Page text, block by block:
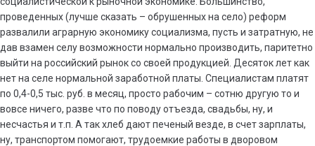
проведенных (лучше сказать – обрушенных на село) реформ
развалили аграрную экономику социализма, пусть и затратную, не
дав взамен селу возможности нормально производить, паритетно
выйти на российский рынок со своей продукцией. Десяток лет как
нет на селе нормальной заработной платы. Специалистам платят
по 0,4-0,5 тыс. руб. в месяц, просто рабочим – сотню другую то и
вовсе ничего, разве что по поводу отъезда, свадьбы, ну, и
несчастья и т.п. А так хлеб дают печеный везде, в счет зарплаты,
ну, транспортом помогают, трудоемкие работы в дворовом